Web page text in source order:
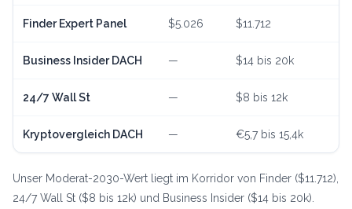
Finder Expert Panel $5.026 $11.712
Business Insider DACH — $14 bis 20k
24/7 Wall St — $8 bis 12k
Kryptovergleich DACH — €5,7 bis 15,4k
Unser Moderat-2030-Wert liegt im Korridor von Finder ($11.712),
24/7 Wall St ($8 bis 12k) und Business Insider ($14 bis 20k).